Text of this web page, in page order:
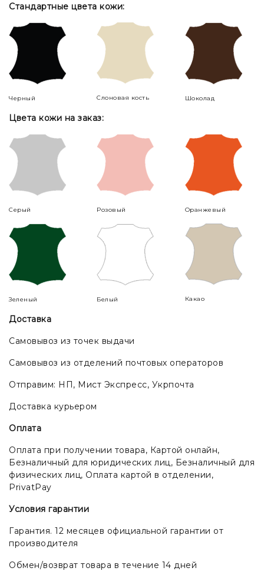
Стандартные цвета кожи:
Черный Слоновая кость Шоколад
Цвета кожи на заказ:
Серый Розовый Оранжевый
Зеленый Белый Какао
Доставка
Самовывоз из точек выдачи
Самовывоз из отделений почтовых операторов
Отправим: НП, Мист Экспресс, Укрпочта
Доставка курьером
Оплата
Оплата при получении товара, Картой онлайн,
Безналичный для юридических лиц, Безналичный для
физических лиц, Оплата картой в отделении,
PrivatPay
Условия гарантии
Гарантия. 12 месяцев официальной гарантии от
производителя
Обмен/возврат товара в течение 14 дней